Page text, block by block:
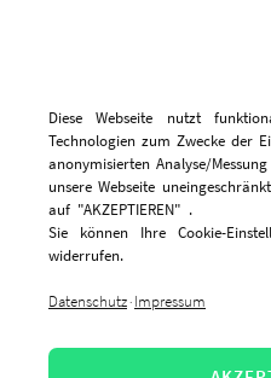
Diese Webseite nutzt
Technologien zum Zwecke der
anonymisierten Analyse/
unsere Webseite
auf "AKZEPTIEREN" .
Sie können Ihre Cookie-
widerrufen.
Datenschutz· Impressum
Folge 4:
Führungskräfte –
gestalten